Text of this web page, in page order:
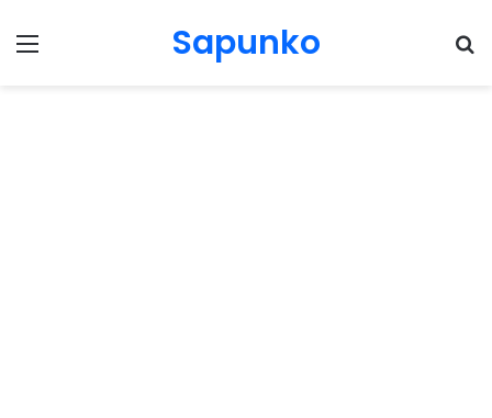
Menu Sapunko